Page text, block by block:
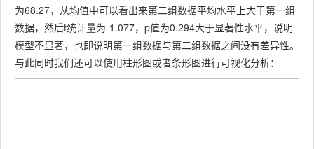
为68.27，从均值中可以看出来第二组数据平均水平上大于第一组
数据，然后t统计量为-1.077，p值为0.294大于显著性水平，说明
模型不显著，也即说明第一组数据与第二组数据之间没有差异性。
与此同时我们还可以使用柱形图或者条形图进行可视化分析：